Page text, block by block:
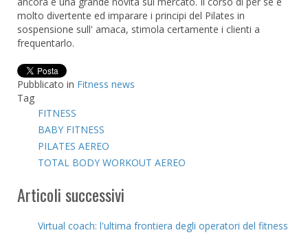
molto divertente ed imparare i principi del Pilates in
sospensione sull' amaca, stimola certamente i clienti a
frequentarlo.
Pubblicato in Fitness news
Tag
FITNESS
BABY FITNESS
PILATES AEREO
TOTAL BODY WORKOUT AEREO
Articoli successivi
Virtual coach: l'ultima frontiera degli operatori del fitness